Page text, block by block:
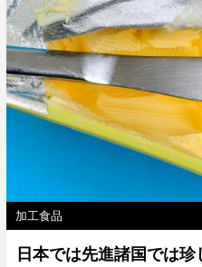
加工食品
日本では先進諸国では